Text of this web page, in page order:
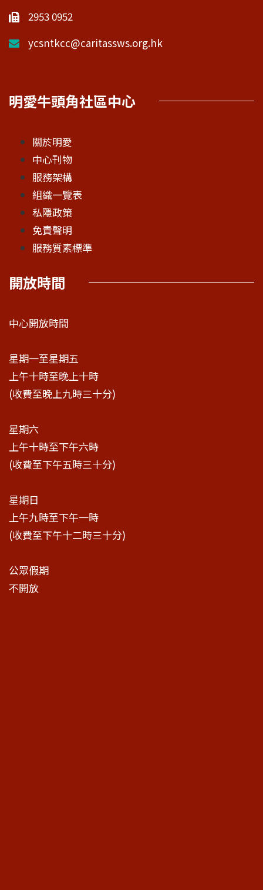
2953 0952
ycsntkcc@caritassws.org.hk
明愛牛頭角社區中心
關於明愛
中心刊物
服務架構
組織一覽表
私隱政策
免責聲明
服務質素標準
開放時間
中心開放時間
星期一至星期五
上午十時至晚上十時
(收費至晚上九時三十分)
星期六
上午十時至下午六時
(收費至下午五時三十分)
星期日
上午九時至下午一時
(收費至下午十二時三十分)
公眾假期
不開放